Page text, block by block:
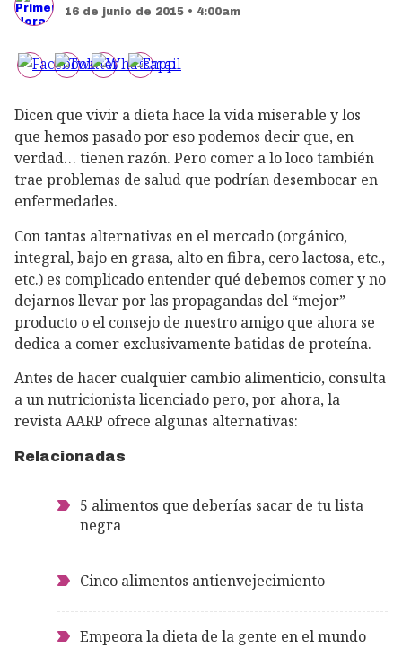
16 de junio de 2015 • 4:00am
Dicen que vivir a dieta hace la vida miserable y los
que hemos pasado por eso podemos decir que, en
verdad… tienen razón. Pero comer a lo loco también
trae problemas de salud que podrían desembocar en
enfermedades.
Con tantas alternativas en el mercado (orgánico,
integral, bajo en grasa, alto en fibra, cero lactosa, etc.,
etc.) es complicado entender qué debemos comer y no
dejarnos llevar por las propagandas del “mejor”
producto o el consejo de nuestro amigo que ahora se
dedica a comer exclusivamente batidas de proteína.
Antes de hacer cualquier cambio alimenticio, consulta
a un nutricionista licenciado pero, por ahora, la
revista AARP ofrece algunas alternativas:
Relacionadas
5 alimentos que deberías sacar de tu lista
negra
Cinco alimentos antienvejecimiento
Empeora la dieta de la gente en el mundo